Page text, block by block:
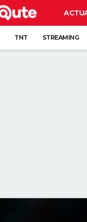
TNT STREAMING